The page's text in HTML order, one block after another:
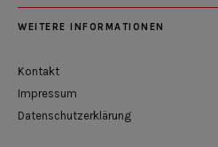
WEITERE INFORMATIONEN
Kontakt
Impressum
Datenschutzerklärung